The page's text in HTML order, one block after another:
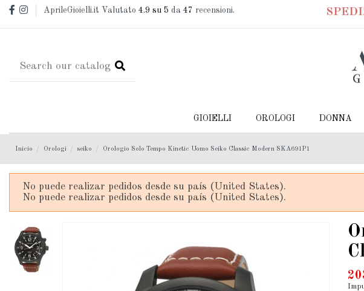
AprileGioielli.it Valutato4.9 su 5 da47 recensioni.
GIOIELLI OROLOGI DONNA
Inicio Orologi seiko Orologio Solo Tempo Kinetic Uomo Seiko Classic Modern SKA691P1
No puede realizar pedidos desde su país (United States).
No puede realizar pedidos desde su país (United States).